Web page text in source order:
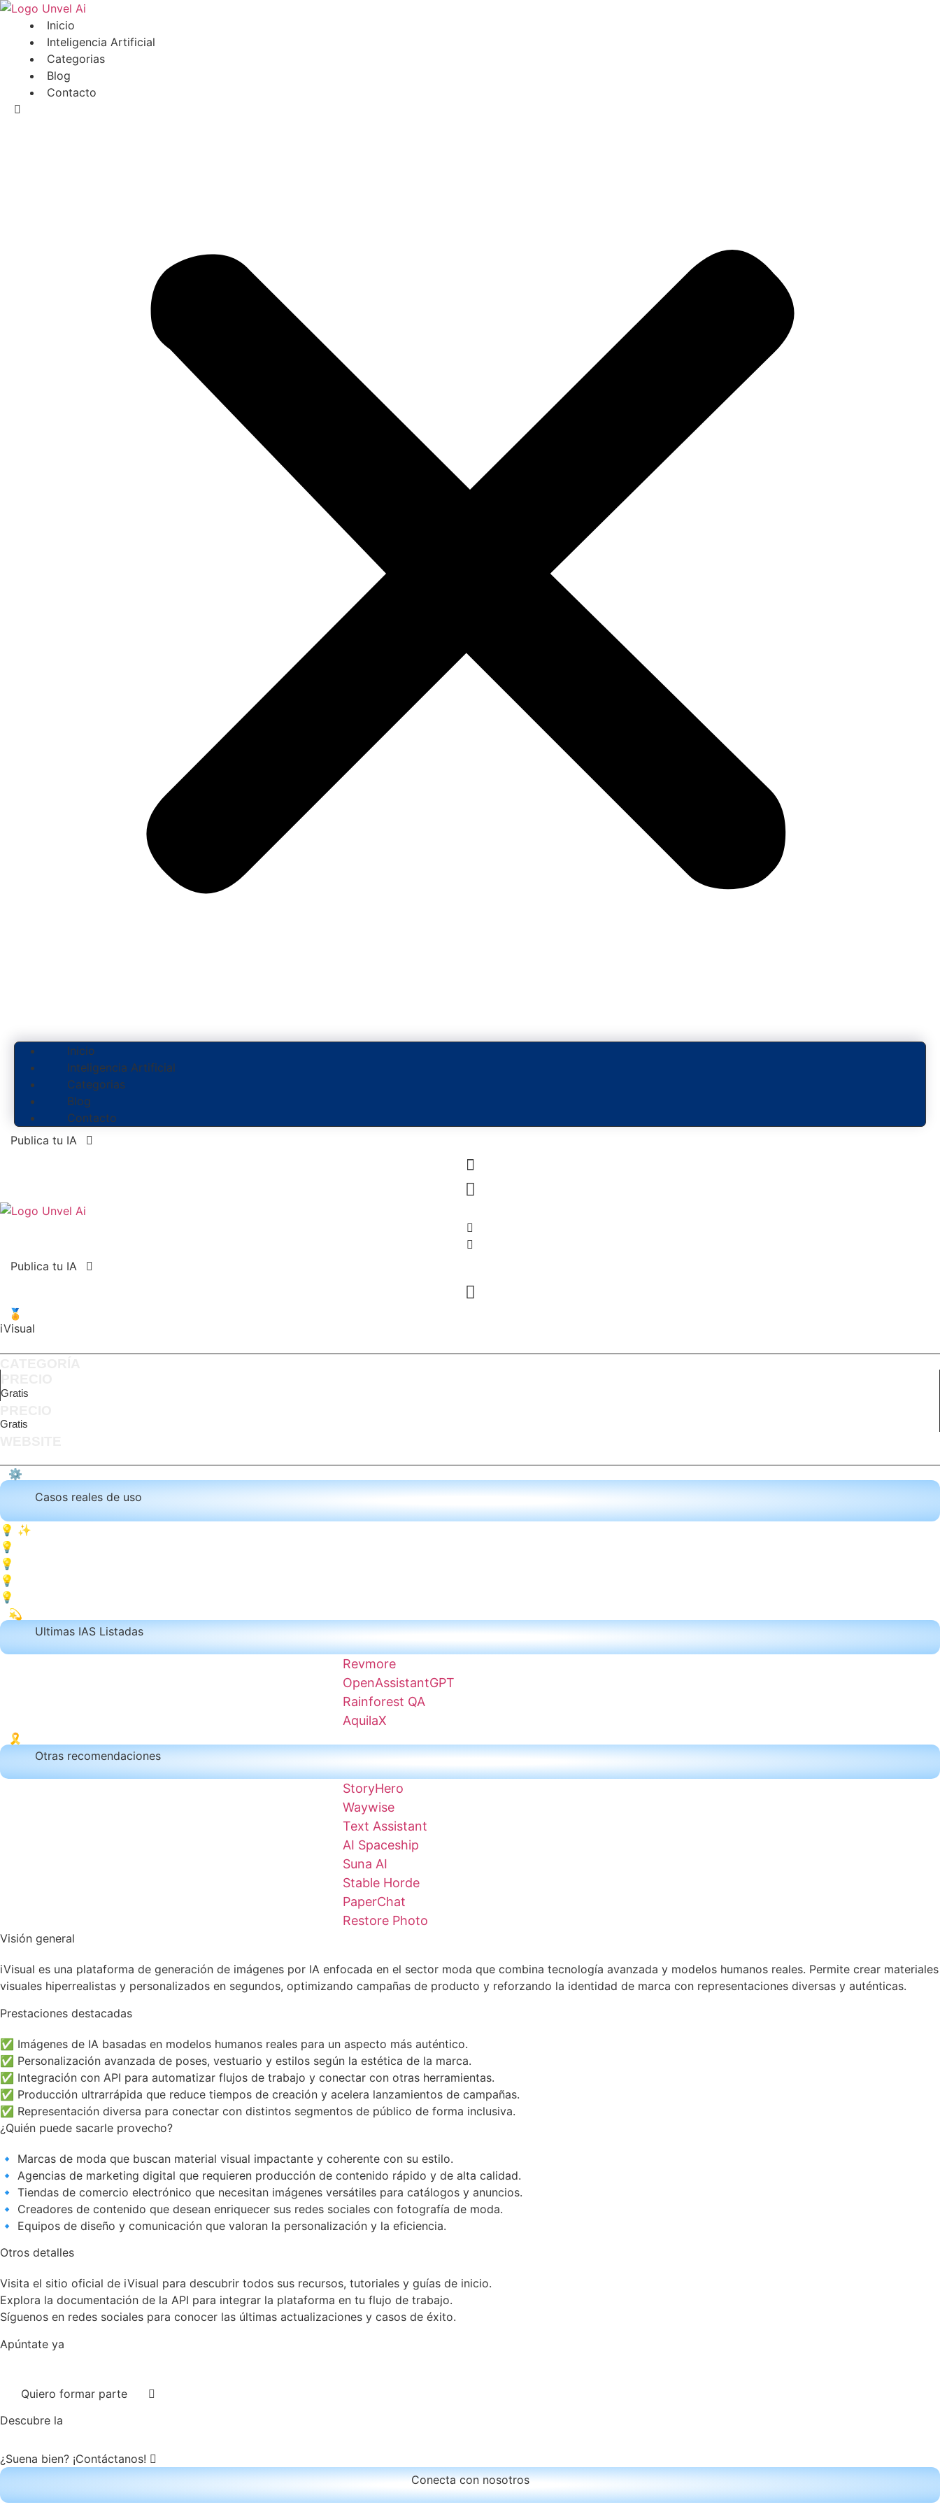
Ir
contenido
Inicio
Inteligencia Artificial
Categorias
Blog
Contacto
Inicio
Inteligencia Artificial
Categorias
Blog
Contacto
Publica tu IA
Publica tu IA
🏅
iVisual
Gratis
Gratis
⚙️
Casos reales de uso
💡 ✨ Crear banners y anuncios de temporada con modelos personalizados según tu línea de producto.
💡 Generar catálogos de e-commerce con vistas de 360° y cambios de look instantáneos.
💡 Producir contenido para redes sociales que refleje tendencias de moda y diversidad.
💡 Diseñar mockups de campañas publicitarias en múltiples soportes sin sesiones fotográficas.
💡 ️ Personalizar lookbooks digitales con estilos y composiciones únicos para cada colección.
💫
Ultimas IAS Listadas
Revmore
OpenAssistantGPT
Rainforest QA
AquilaX
🎗️
Otras recomendaciones
StoryHero
Waywise
Text Assistant
AI Spaceship
Suna AI
Stable Horde
PaperChat
Restore Photo
Visión general
iVisual es una plataforma de generación de imágenes por IA enfocada en el sector moda que combina tecnología avanzada y modelos humanos reales. Permite crear materiales
visuales hiperrealistas y personalizados en segundos, optimizando campañas de producto y reforzando la identidad de marca con representaciones diversas y auténticas.
Prestaciones destacadas
✅ Imágenes de IA basadas en modelos humanos reales para un aspecto más auténtico.
✅ Personalización avanzada de poses, vestuario y estilos según la estética de la marca.
✅ Integración con API para automatizar flujos de trabajo y conectar con otras herramientas.
✅ Producción ultrarrápida que reduce tiempos de creación y acelera lanzamientos de campañas.
✅ Representación diversa para conectar con distintos segmentos de público de forma inclusiva.
¿Quién puede sacarle provecho?
🔹 Marcas de moda que buscan material visual impactante y coherente con su estilo.
🔹 Agencias de marketing digital que requieren producción de contenido rápido y de alta calidad.
🔹 Tiendas de comercio electrónico que necesitan imágenes versátiles para catálogos y anuncios.
🔹 Creadores de contenido que desean enriquecer sus redes sociales con fotografía de moda.
🔹 Equipos de diseño y comunicación que valoran la personalización y la eficiencia.
Otros detalles
Visita el sitio oficial de iVisual para descubrir todos sus recursos, tutoriales y guías de inicio.
Explora la documentación de la API para integrar la plataforma en tu flujo de trabajo.
Síguenos en redes sociales para conocer las últimas actualizaciones y casos de éxito.
Apúntate ya
Quiero formar parte
Descubre la
¿Suena bien? ¡Contáctanos!
Conecta con nosotros